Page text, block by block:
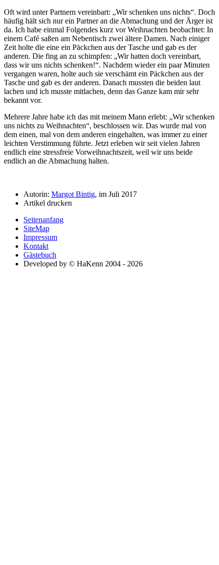
Oft wird unter Partnern vereinbart:
Wir schenken uns nichts . Doch
häufig hält sich nur ein Partner an die Abmachung und der Ärger ist
da. Ich habe einmal Folgendes kurz vor Weihnachten beobachtet: In
einem Café saßen am Nebentisch zwei ältere Damen. Nach einiger
Zeit holte die eine ein Päckchen aus der Tasche und gab es der
anderen. Die fing an zu schimpfen:
Wir hatten doch vereinbart,
dass wir uns nichts schenken! . Nachdem wieder ein paar Minuten
vergangen waren, holte auch sie verschämt ein Päckchen aus der
Tasche und gab es der anderen. Danach mussten die beiden laut
lachen und ich musste mitlachen, denn das Ganze kam mir sehr
bekannt vor.
Mehrere Jahre habe ich das mit meinem Mann erlebt:
Wir schenken
uns nichts zu Weihnachten , beschlossen wir. Das wurde mal von
dem einen, mal von dem anderen eingehalten, was immer zu einer
leichten Verstimmung führte. Jetzt erleben wir seit vielen Jahren
endlich eine stressfreie Vorweihnachtszeit, weil wir uns beide
endlich an die Abmachung halten.
Autorin: Margot Bintig, im Juli 2017
Artikel drucken
Seitenanfang
SiteMap
Impressum
Kontakt
Gästebuch
Developed by © HaKenn 2004 - 2026